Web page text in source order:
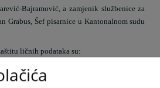
Bajramović, a zamjenik službenice za
Grabus, Šef pisarnice u Kantonalnom sudu
ličnih podataka su:
114 i 139